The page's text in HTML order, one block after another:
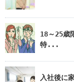
18～25歳
特...
入社後に